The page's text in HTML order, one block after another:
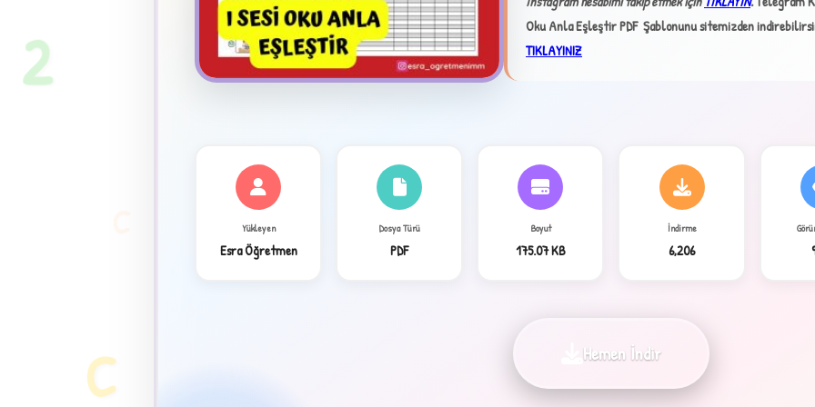
Oku Anla Eşleştir PDF Şablonunu sitemizden
TIKLAYINIZ
Yükleyen
Esra Öğretmen
Dosya Türü
PDF
Boyut
175.07 KB
İndirme
6,206
Hemen İndir
C
2